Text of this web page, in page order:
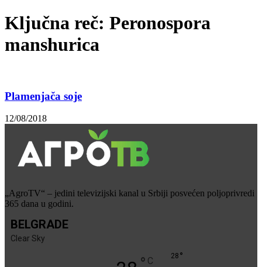
Ključna reč: Peronospora
manshurica
Plamenjača soje
12/08/2018
„AgroTV“ – jedini televizijski kanal u Srbiji posvećen poljoprivredi
365 dana u godini.
BELGRADE
Clear Sky
C 28 °